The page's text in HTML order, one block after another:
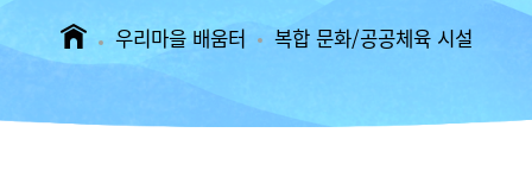
정
우리마을 배움터 복합 문화/공공체육 시설